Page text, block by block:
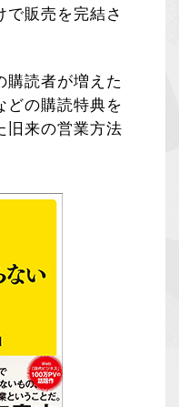
で販売を完結さ
購読者が増えた
どの購読特典を
旧来の営業方法